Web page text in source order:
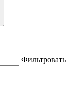
Фильтровать